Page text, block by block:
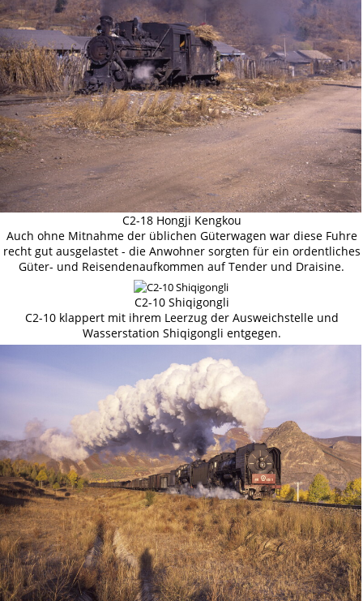
C2-18 Hongji Kengkou
Auch ohne Mitnahme der üblichen Güterwagen war diese Fuhre
recht gut ausgelastet - die Anwohner sorgten für ein ordentliches
Güter- und Reisendenaufkommen auf Tender und Draisine.
C2-10 Shiqigongli
C2-10 klappert mit ihrem Leerzug der Ausweichstelle und
Wasserstation Shiqigongli entgegen.